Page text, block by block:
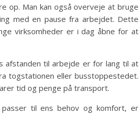
op. Man kan også overveje at bruge
med en pause fra arbejdet. Dette
virksomheder er i dag åbne for at
afstanden til arbejde er for lang til at
togstationen eller busstoppestedet.
tid og penge på transport.
til ens behov og komfort, er